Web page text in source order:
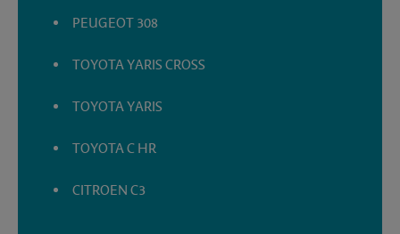
PEUGEOT 308
TOYOTA YARIS CROSS
TOYOTA YARIS
TOYOTA C HR
CITROEN C3